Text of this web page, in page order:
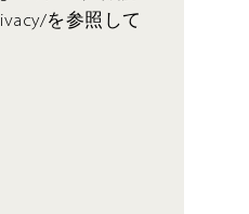
を参照して